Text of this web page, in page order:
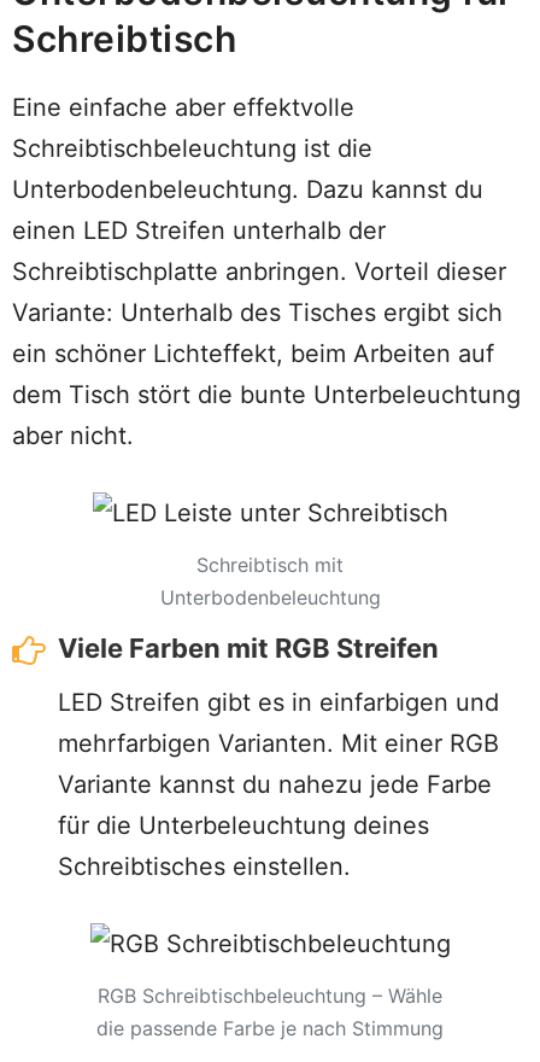
Schreibtisch
Eine einfache aber effektvolle
Schreibtischbeleuchtung ist die
Unterbodenbeleuchtung. Dazu kannst du
einen LED Streifen unterhalb der
Schreibtischplatte anbringen. Vorteil dieser
Variante: Unterhalb des Tisches ergibt sich
ein schöner Lichteffekt, beim Arbeiten auf
dem Tisch stört die bunte Unterbeleuchtung
aber nicht.
Schreibtisch mit
Unterbodenbeleuchtung
Viele Farben mit RGB Streifen
LED Streifen gibt es in einfarbigen und
mehrfarbigen Varianten. Mit einer RGB
Variante kannst du nahezu jede Farbe
für die Unterbeleuchtung deines
Schreibtisches einstellen.
RGB Schreibtischbeleuchtung – Wähle
die passende Farbe je nach Stimmung